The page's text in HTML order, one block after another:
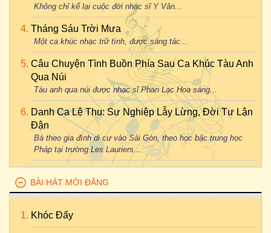
Không chỉ kể lại cuộc đời nhạc sĩ Y Vân...
Tháng Sáu Trời Mưa
Một ca khúc nhạc trữ tình, được sáng tác...
Câu Chuyện Tình Buồn Phía Sau Ca Khúc Tàu Anh
Qua Núi
Tàu anh qua núi được nhạc sĩ Phan Lạc Hoa sáng...
Danh Ca Lệ Thu: Sự Nghiệp Lẫy Lừng, Đời Tư Lận
Đận
Bà theo gia đình di cư vào Sài Gòn, theo học bậc trung học
Pháp tại trường Les Lauriers...
BÀI HÁT MỚI ĐĂNG
Khóc Đấy